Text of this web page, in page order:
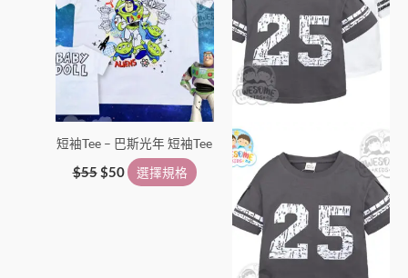
短袖Tee – 巴斯光年 短袖Tee
$55 $50 選擇規格
種
款
式。
可
在
產
品
頁
種
品
頁
面
選